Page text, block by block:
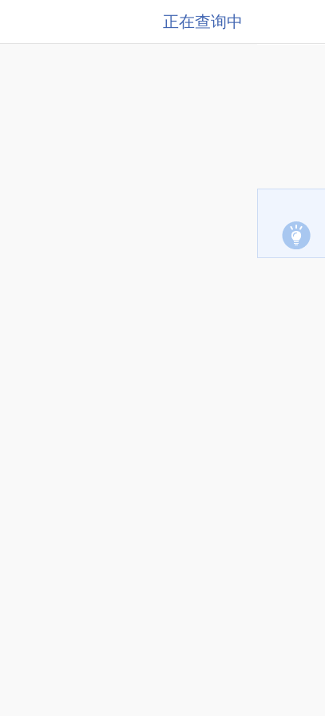
正在查询中